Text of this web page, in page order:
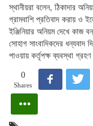
স্থানীয়রা বলেন, ঠিকাদার
গ্রামবাশি প্রতিবাদ করায় ও
ইঞ্জিনিয়ার অনিয়ম দেখে
সোহাগ সাংবাদিকদের ধন্যবাদ
পাওয়ায় কর্তৃপক্ষ ব্যবস্থা
0
Shares